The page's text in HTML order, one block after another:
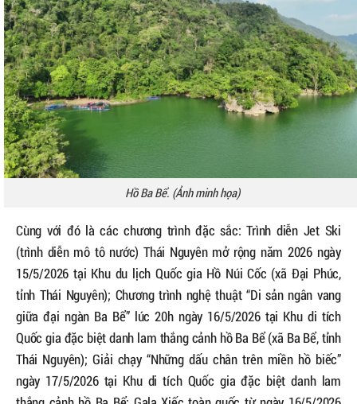
Hồ Ba Bể. (Ảnh minh họa)
Cùng với đó là các chương trình đặc sắc: Trình diễn Jet Ski
(trình diễn mô tô nước) Thái Nguyên mở rộng năm 2026 ngày
15/5/2026 tại Khu du lịch Quốc gia Hồ Núi Cốc (xã Đại Phúc,
tỉnh Thái Nguyên); Chương trình nghệ thuật “Di sản ngân vang
giữa đại ngàn Ba Bể” lúc 20h ngày 16/5/2026 tại Khu di tích
Quốc gia đặc biệt danh lam thắng cảnh hồ Ba Bể (xã Ba Bể, tỉnh
Thái Nguyên); Giải chạy “Những dấu chân trên miền hồ biếc”
ngày 17/5/2026 tại Khu di tích Quốc gia đặc biệt danh lam